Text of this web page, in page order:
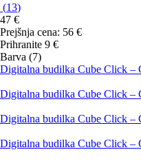
(13)
47 €
Prejšnja cena: 56 €
Prihranite 9 €
Barva (7)
Digitalna budilka Cube Click –
Digitalna budilka Cube Click –
Digitalna budilka Cube Click –
Digitalna budilka Cube Click –